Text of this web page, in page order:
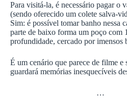
Para visitá-la, é necessário pagar o
(sendo oferecido um colete salva-
Sim: é possível tomar banho nessa
parte de baixo forma um poço com
profundidade, cercado por imensos
É um cenário que parece de filme e
guardará memórias inesquecíveis
…